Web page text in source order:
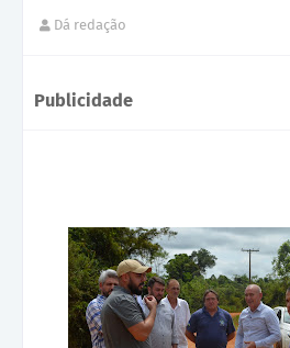
Dá redação
Publicidade